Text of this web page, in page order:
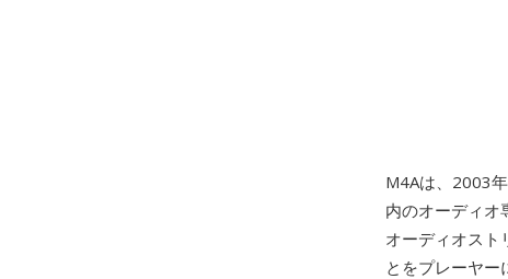
M4Aは、2003
内のオーディオ
オーディオスト
とをプレーヤー